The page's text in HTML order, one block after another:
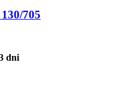
705
dni